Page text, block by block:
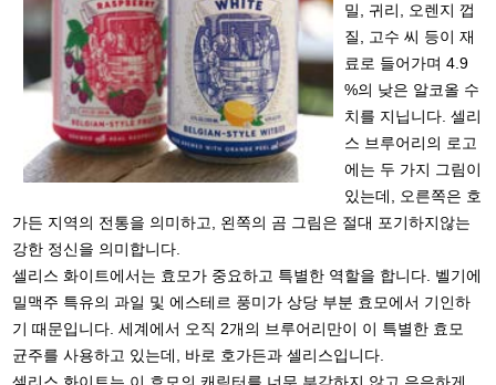
밀, 귀리, 오렌지 껍
질, 고수 씨 등이 재
료로 들어가며 4.9
%의 낮은 알코올 수
치를 지닙니다. 셀리
스 브루어리의 로고
에는 두 가지 그림이
있는데, 오른쪽은 호
가든 지역의 전통을 의미하고, 왼쪽의 곰 그림은 절대 포기하지않는
강한 정신을 의미합니다.
셀리스 화이트에서는 효모가 중요하고 특별한 역할을 합니다. 벨기에
밀맥주 특유의 과일 및 에스테르 풍미가 상당 부분 효모에서 기인하
기 때문입니다. 세계에서 오직 2개의 브루어리만이 이 특별한 효모
균주를 사용하고 있는데, 바로 호가든과 셀리스입니다.